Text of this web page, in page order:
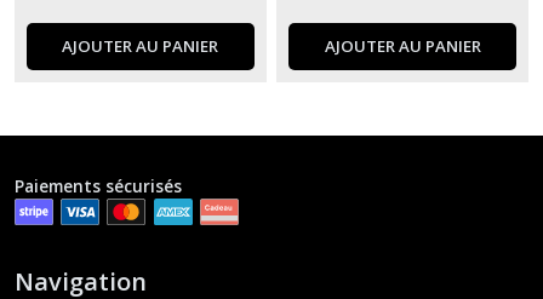
AJOUTER AU PANIER AJOUTER AU PANIER
Paiements sécurisés
Navigation